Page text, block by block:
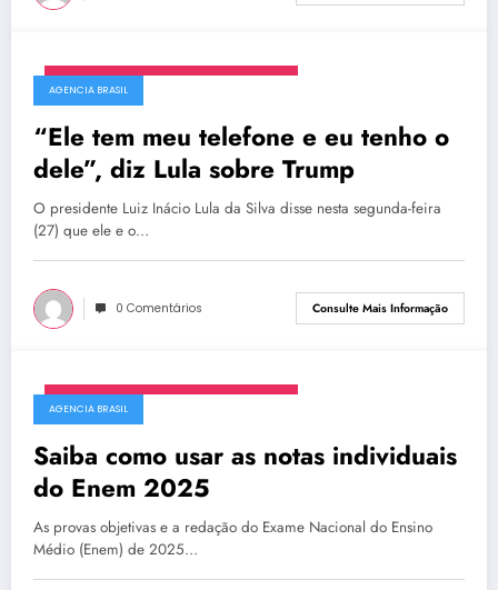
AGENCIA BRASIL
“Ele tem meu telefone e eu tenho o
dele”, diz Lula sobre Trump
O presidente Luiz Inácio Lula da Silva disse nesta segunda-feira
(27) que ele e o…
0 Comentários Consulte Mais Informação
AGENCIA BRASIL
Saiba como usar as notas individuais
do Enem 2025
As provas objetivas e a redação do Exame Nacional do Ensino
Médio (Enem) de 2025…